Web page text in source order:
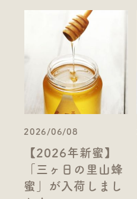
2026/06/08
【2026年新蜜】
「三ヶ日の里山蜂
蜜」が入荷しまし